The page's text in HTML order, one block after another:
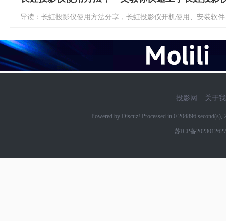
导读：长虹投影仪使用方法分享，长虹投影仪开机使用、安装软
投影网 关于
Powered by Discuz! Processed in 0.204896
苏ICP备